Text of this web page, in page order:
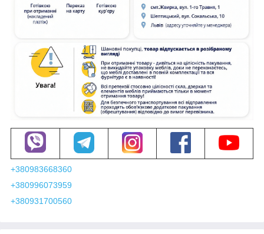
+380983668360
+380996073959
+380931700560